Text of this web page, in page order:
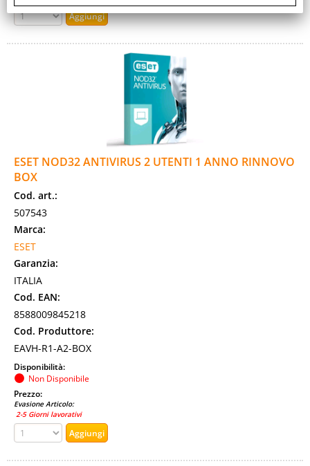
ESET NOD32 ANTIVIRUS 2 UTENTI 1 ANNO RINNOVO
BOX
Cod. art.:
507543
Marca:
ESET
Garanzia:
ITALIA
Cod. EAN:
8588009845218
Cod. Produttore:
EAVH-R1-A2-BOX
Disponibilità:
Non Disponibile
Prezzo:
Evasione Articolo:
2-5 Giorni lavorativi